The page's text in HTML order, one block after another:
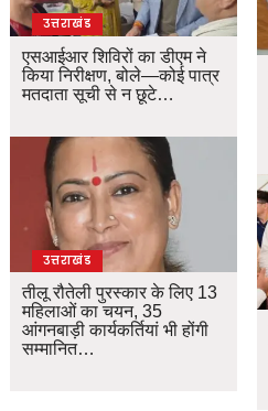
उत्तराखंड
एसआईआर शिविरों का डीएम ने
किया निरीक्षण, बोले—कोई पात्र
मतदाता सूची से न छूटे…
उत्तराखंड
तीलू रौतेली पुरस्कार के लिए 13
महिलाओं का चयन, 35
आंगनबाड़ी कार्यकर्तियां भी होंगी
सम्मानित…